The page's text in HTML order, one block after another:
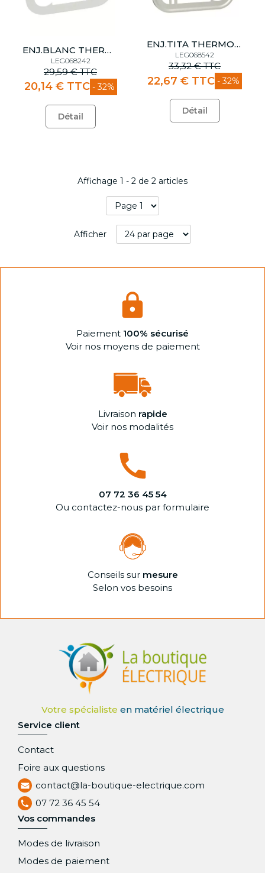
ENJ.BLANC THERMOSTAT PROGRAM.
LEG068242
29,59 € TTC
20,14 € TTC - 32%
Détail
ENJ.TITA THERMOSTAT PROGRAM.
LEG068542
33,32 € TTC
22,67 € TTC - 32%
Détail
Affichage 1 - 2 de 2 articles
Afficher
Paiement 100% sécurisé
Voir nos moyens de paiement
Livraison rapide
Voir nos modalités
07 72 36 45 54
Ou contactez-nous par formulaire
Conseils sur mesure
Selon vos besoins
Service client
Contact
Foire aux questions
contact@la-boutique-electrique.com
07 72 36 45 54
Vos commandes
Modes de livraison
Modes de paiement